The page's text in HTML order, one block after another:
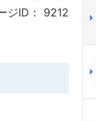
ジID：
9212